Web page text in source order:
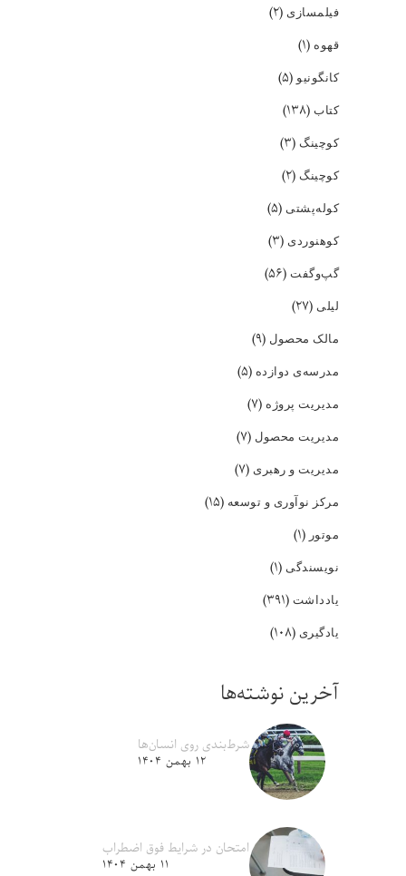
فیلمسازی (۲)
قهوه (۱)
کانگونیو(۵)
کتاب (۱۳۸)
کوچینگ (۳)
کوچینگ (۲)
کوله‌پشتی (۵)
کوهنوردی (۳)
گپ‌و‌گفت (۵۶)
لیلی (۲۷)
مالک محصول (۹)
مدرسه‌ی دوازده (۵)
مدیریت پروژه (۷)
مدیریت محصول (۷)
مدیریت و رهبری (۷)
مرکز نوآوری و توسعه (۱۵)
موتور (۱)
نویسندگی (۱)
یادداشت (۳۹۱)
یادگیری (۱۰۸)
آخرین نوشته‌ها
شرط‌بندی روی انسان‌ها
۱۲ بهمن ۱۴۰۴
امتحان در شرایط فوق اضطراب
۱۱ بهمن ۱۴۰۴